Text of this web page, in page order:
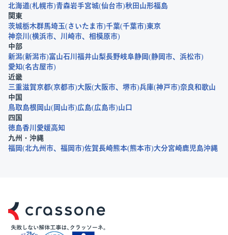
北海道 札幌市 青森岩手宮城 仙台市 秋田 山形福島
関東
茨城栃木群馬埼玉 さいたま市 千葉 千葉市 東京
神奈川
横浜市 川崎市
相模原市
中部
新潟 新潟市 富山石川 福井山梨長野岐阜静岡 静岡市
浜松市
愛知 名古屋市
近畿
三重滋賀京都 京都市 大阪 大阪市 堺市 兵庫 神戸市 奈良和歌山
中国
鳥取島根 岡山 岡山市 広島 広島市 山口
四国
徳島香川 愛媛高知
九州・沖縄
福岡
北九州市 福岡市 佐賀長崎熊本 熊本市 大分宮崎鹿児島沖縄